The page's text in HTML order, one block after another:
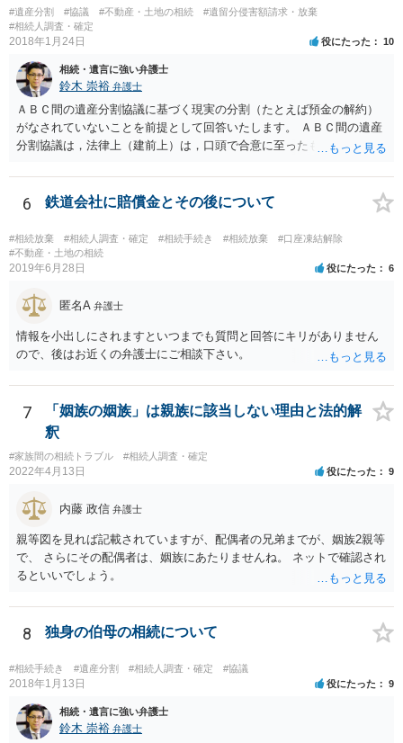
つかったため相続したという事例がありました。
#遺産分割 #協議 #不動産・土地の相続
#遺留分侵害額請求・放棄
#相続人調査・確定
2018年1月24日 役にたった 10
相続・遺言に強い弁護士
鈴木 崇裕 弁護士
ＡＢＣ間の遺産分割協議に基づく現実の分割（たとえば預金の解約）
がなされていないことを前提として回答いたします。 ＡＢＣ間の遺産
分割協議は，法律上（建前上）は，口頭で合意に至ったものであって
ん。 また，不動産の名義を移転するためには，遺産分割協議書への署
名捺印を得る必要があります。 したがって，残念ながら，「ＡＢＣ間
の遺産分割協議が有効に成立している」という前提に基づく主張は困
難と思われます。 「ＡＢＣ間の遺産分割協議は未了のまま，ＡとＢが
死亡し，二次相続が発生した」という前提に基づいて協議を進める必
要があります。 もちろん，Ｃの立場としては，ＡＢＣ間の遺産分割協
人は応じない姿勢を示していることから，実現は困難だと思います。
しどころ）としては，譲歩することを甘受しなければならないかもし
れません。
6 鉄道会社に賠償金とその後について
#相続放棄 #相続人調査・確定 #相続手続き #相続放棄
#口座凍結解除
#不動産・土地の相続
2019年6月28日 役にたった 6
匿名A 弁護士
情報を小出しにされますといつまでも質問と回答にキリがありません
ので、後はお近くの弁護士にご相談下さい。
7
「姻族の姻族」は親族に該当しない理由と法的解
釈
#家族間の相続トラブル #相続人調査・確定
2022年4月13日 役にたった 9
内藤 政信 弁護士
親等図を見れば記載されていますが、配偶者の兄弟までが、姻族2親等
で、 さらにその配偶者は、姻族にあたりませんね。 ネットで確認され
るといいでしょう。
8 独身の伯母の相続について
#相続手続き #遺産分割 #相続人調査・確定 #協議
2018年1月13日 役にたった 9
相続・遺言に強い弁護士
鈴木 崇裕 弁護士